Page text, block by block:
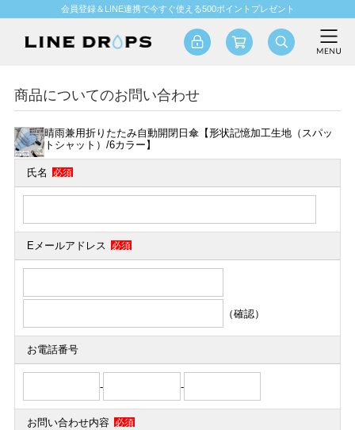
会員登録＆LINE連携で今すぐ使える500ポイントプレゼント
商品についてのお問い合わせ
晴雨兼用折りたたみ自動開閉日傘【形状記憶加工生地（スパッ
トシャット）/6カラー】
氏名 必須
Eメールアドレス 必須
（確認）
お電話番号
- -
お問い合わせ内容 必須